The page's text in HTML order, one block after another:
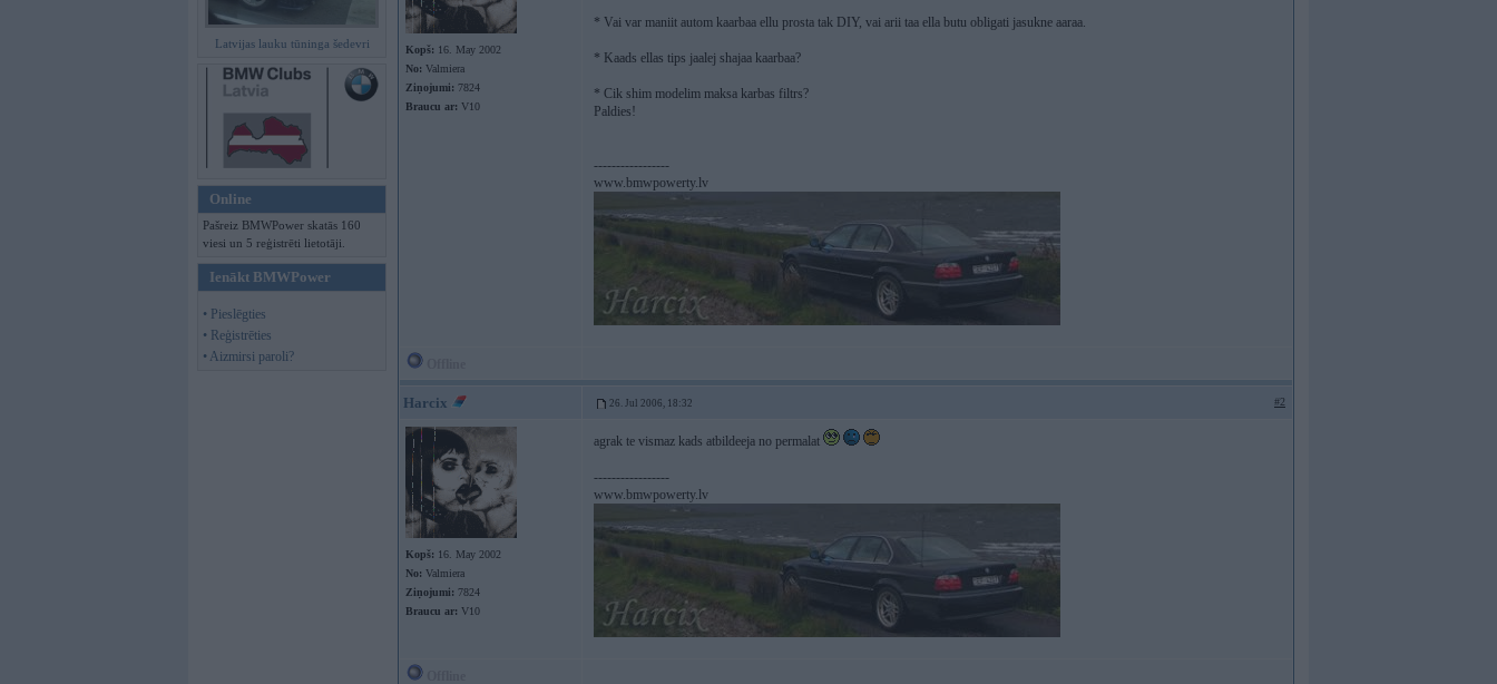
Latvijas lauku tūninga šedevri
Online
Pašreiz BMWPower skatās 160
viesi un 5 reģistrēti lietotāji.
Ienākt BMWPower
• Pieslēgties
• Reģistrēties
• Aizmirsi paroli?
Kopš: 16. May 2002
No: Valmiera
Ziņojumi: 7824
Braucu ar: V10
* Vai var maniit autom kaarbaa ellu prosta tak DIY, vai arii taa ella butu obligati jasukne aaraa.
* Kaads ellas tips jaalej shajaa kaarbaa?
* Cik shim modelim maksa karbas filtrs?
Paldies!
-----------------
www.bmwpowerty.lv
Harcix 26. Jul 2006, 18:32 #2
Kopš: 16. May 2002
No: Valmiera
Ziņojumi: 7824
Braucu ar: V10
agrak te vismaz kads atbildeeja no permalat
-----------------
www.bmwpowerty.lv